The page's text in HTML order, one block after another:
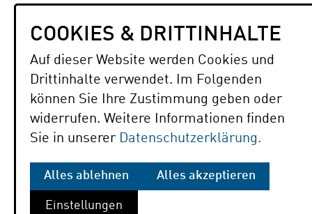
COOKIES & DRITTINHALTE
Auf dieser Website werden Cookies und
Drittinhalte verwendet. Im Folgenden
können Sie Ihre Zustimmung geben oder
widerrufen. Weitere Informationen finden
Sie in unserer Datenschutzerklärung.
Einstellungen
Alles ablehnen Alles akzeptieren